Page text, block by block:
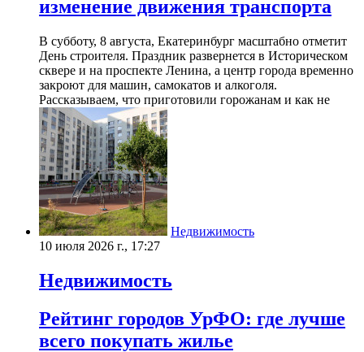
изменение движения транспорта
В субботу, 8 августа, Екатеринбург масштабно отметит
День строителя. Праздник развернется в Историческом
сквере и на проспекте Ленина, а центр города временно
закроют для машин, самокатов и алкоголя.
Рассказываем, что приготовили горожанам и как не
Недвижимость
10 июля 2026 г., 17:27
Недвижимость
Рейтинг городов УрФО: где лучше
всего покупать жилье